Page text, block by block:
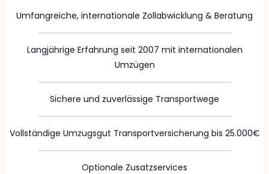
Umfangreiche, internationale Zollabwicklung & Beratung
Langjährige Erfahrung seit 2007 mit internationalen
Umzügen
Sichere und zuverlässige Transportwege
Vollständige Umzugsgut Transportversicherung bis 25.000€
Optionale Zusatzservices